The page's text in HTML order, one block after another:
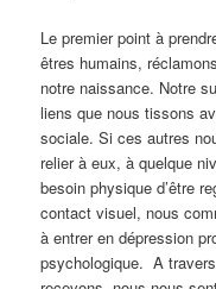
Le premier point à
êtres humains,
notre naissance. Notre
liens que nous tissons
sociale. Si ces autres
relier à eux, à quelque
besoin physique d’être
contact visuel, nous
à entrer en dépression
psychologique. A